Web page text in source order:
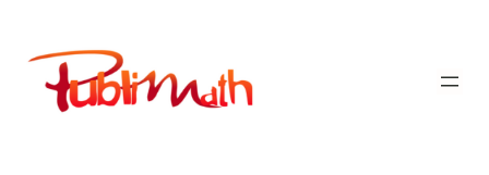
contenu
Publimath